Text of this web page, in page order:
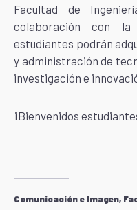
Facultad de
colaboración con
estudiantes podrán
y administración de
investigación e
¡Bienvenidos
Comunicación e Imagen,